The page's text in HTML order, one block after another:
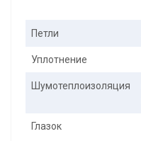
Петли
Уплотнение
Шумотеплоизоляция
Глазок